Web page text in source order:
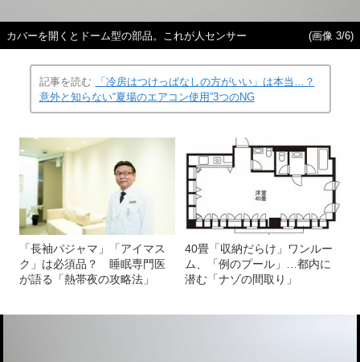
カバーを開くとドーム型の部品。これが人センサー (画像 3/6)
記事を読む
「冷房はつけっぱなしの方がいい」は本当…？
意外と知らない“夏場のエアコン使用”3つのNG
「長袖パジャマ」「アイマス
ク」は必須品？ 睡眠専門医
が語る「熱帯夜の攻略法」
40畳「収納だらけ」ワンルー
ム、「例のプール」…都内に
潜む「ナゾの間取り」